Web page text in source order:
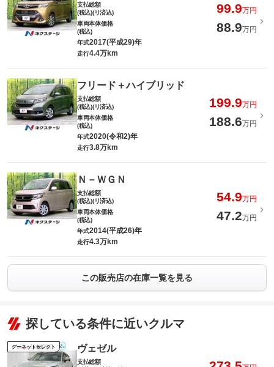
支払総額
(税込)(リ済込)
99.9万円
車両本体価格
(税込)
88.9万円
年式2017(平成29)年
走行4.4万km
フリード＋ハイブリッド
支払総額
(税込)(リ済込)
199.9万円
車両本体価格
(税込)
188.6万円
年式2020(令和2)年
走行3.8万km
Ｎ－ＷＧＮ
支払総額
(税込)(リ済込)
54.9万円
車両本体価格
(税込)
47.2万円
年式2014(平成26)年
走行4.3万km
この販売店の在庫一覧を見る
探している条件に近いクルマ
グーネットセレクト ヴェゼル
支払総額